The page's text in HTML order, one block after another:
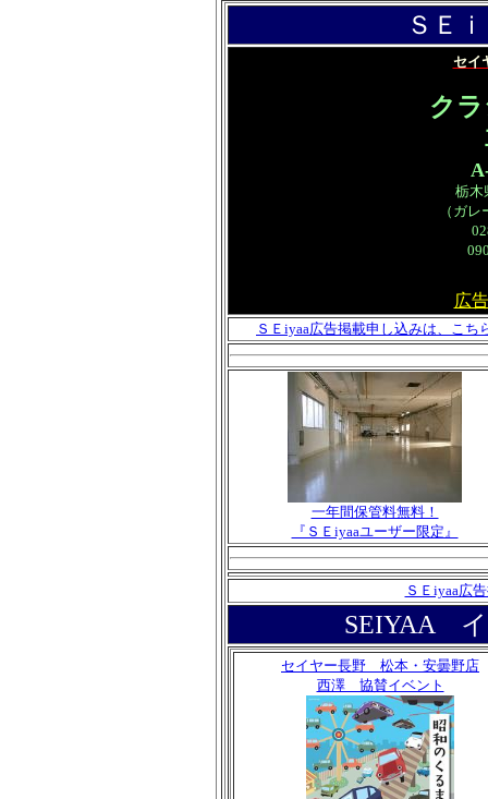
ＳＥ
セイ
ク
栃木
（ガ
広
ＳＥiyaa広告掲載申し込みは、こち
一年間保管料無料！
『ＳＥiyaaユーザー限定』
ＳＥiyaa広
SEIYAA
セイヤー長野 松本・安曇野店
西澤 協賛イベント